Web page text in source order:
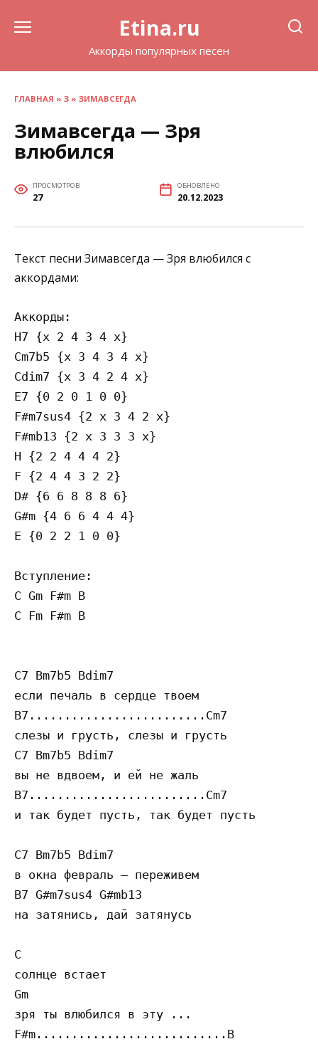
Etina.ru
Аккорды популярных песен
ГЛАВНАЯ » З » ЗИМАВСЕГДА
Зимавсегда — Зря
влюбился
ПРОСМОТРОВ
27
ОБНОВЛЕНО
20.12.2023
Текст песни Зимавсегда — Зря влюбился с
аккордами:
Аккорды:
H7 {x 2 4 3 4 x}
Cm7b5 {x 3 4 3 4 x}
Cdim7 {x 3 4 2 4 x}
E7 {0 2 0 1 0 0}
F#m7sus4 {2 x 3 4 2 x}
F#mb13 {2 x 3 3 3 x}
H {2 2 4 4 4 2}
F {2 4 4 3 2 2}
D# {6 6 8 8 8 6}
G#m {4 6 6 4 4 4}
E {0 2 2 1 0 0}
Вступление:
C Gm F#m B
C Fm F#m B
C7 Bm7b5 Bdim7
если печаль в сердце твоем
B7.........................Cm7
слезы и грусть, слезы и грусть
C7 Bm7b5 Bdim7
вы не вдвоем, и ей не жаль
B7.........................Cm7
и так будет пусть, так будет пусть
C7 Bm7b5 Bdim7
в окна февраль — переживем
B7 G#m7sus4 G#mb13
на затянись, дай затянусь
C
солнце встает
Gm
зря ты влюбился в эту ...
F#m...........................B